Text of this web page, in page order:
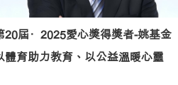
20屆·2025愛心獎得獎者-姚基金
體育助力教育、以公益溫暖心靈